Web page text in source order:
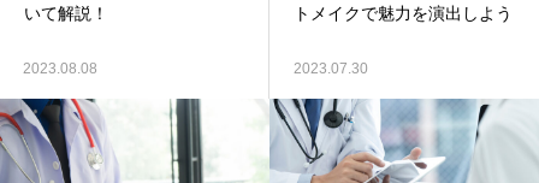
いて解説！
2023.08.08
トメイクで魅力を演出しよう
2023.07.30